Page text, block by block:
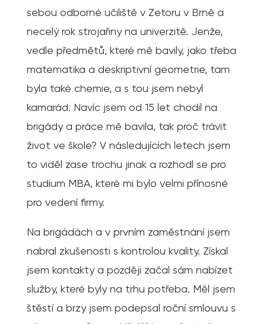
sebou odborné učiliště v Zetoru v Brně a
necelý rok strojařiny na univerzitě. Jenže,
vedle předmětů, které mě bavily, jako třeba
matematika a deskriptivní geometrie, tam
byla také chemie, a s tou jsem nebyl
kamarád. Navíc jsem od 15 let chodil na
brigády a práce mě bavila, tak proč trávit
život ve škole? V následujících letech jsem
to viděl zase trochu jinak a rozhodl se pro
studium MBA, které mi bylo velmi přínosné
pro vedení firmy.
Na brigádách a v prvním zaměstnání jsem
nabral zkušenosti s kontrolou kvality. Získal
jsem kontakty a později začal sám nabízet
služby, které byly na trhu potřeba. Měl jsem
štěstí a brzy jsem podepsal roční smlouvu s